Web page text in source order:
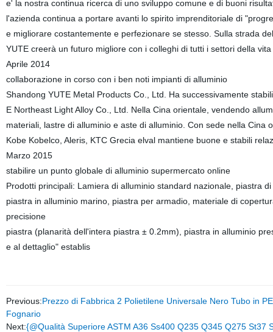
e' la nostra continua ricerca di uno sviluppo comune e di buoni
l'azienda continua a portare avanti lo spirito imprenditoriale di
e migliorare costantemente e perfezionare se stesso. Sulla strada
YUTE creerà un futuro migliore con i colleghi di tutti i settori della
Aprile 2014
collaborazione in corso con i ben noti impianti di alluminio
Shandong YUTE Metal Products Co., Ltd. Ha successivamente
E Northeast Light Alloy Co., Ltd. Nella Cina orientale, vendendo
materiali, lastre di alluminio e aste di alluminio. Con sede nella
Kobe Kobelco, Aleris, KTC Grecia elval mantiene buone e stabili
Marzo 2015
stabilire un punto globale di alluminio supermercato online
Prodotti principali: Lamiera di alluminio standard nazionale, piastra
piastra in alluminio marino, piastra per armadio, materiale di
precisione
piastra (planarità dell'intera piastra ± 0.2mm), piastra in alluminio
e al dettaglio" establis
Previous:Prezzo di Fabbrica 2 Polietilene Universale Nero Tubo in
Fognario
Next:{@Qualità Superiore ASTM A36 Ss400 Q235 Q345 Q275